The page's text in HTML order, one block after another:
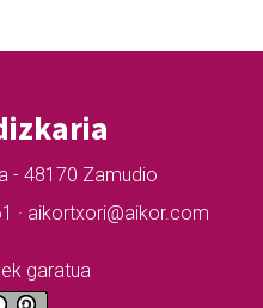
- 48170 Zamudio
· aikortxori@aikor.com
garatua